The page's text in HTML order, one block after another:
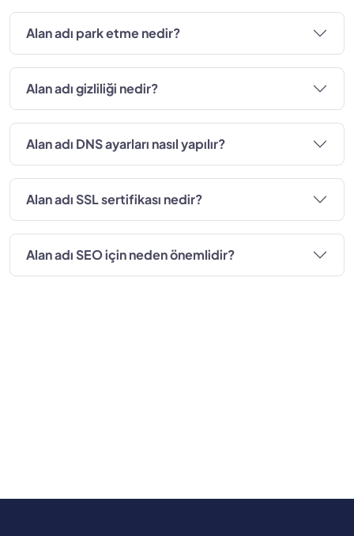
Alan adı park etme nedir?
Alan adı gizliliği nedir?
Alan adı DNS ayarları nasıl yapılır?
Alan adı SSL sertifikası nedir?
Alan adı SEO için neden önemlidir?